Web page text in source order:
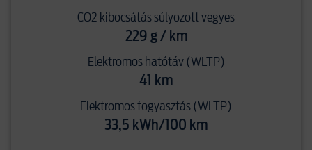
CO2 kibocsátás súlyozott vegyes
229 g / km
Elektromos hatótáv (WLTP)
41 km
Elektromos fogyasztás (WLTP)
33,5 kWh/100 km